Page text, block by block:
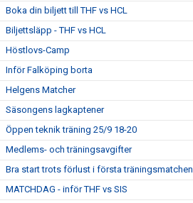
Boka din biljett till THF vs HCL
Biljettsläpp - THF vs HCL
Höstlovs-Camp
Inför Falköping borta
Helgens Matcher
Säsongens lagkaptener
Öppen teknik träning 25/9 18-20
Medlems- och träningsavgifter
Bra start trots förlust i första träningsmatchen
MATCHDAG - inför THF vs SIS